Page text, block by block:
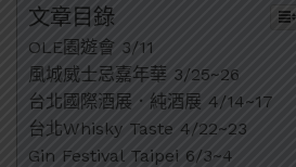
文章目錄
OLE園遊會 3/11
風城威士忌嘉年華 3/25~26
台北國際酒展．純酒展 4/14~17
台北Whisky Taste 4/22~23
Gin Festival Taipei 6/3~4